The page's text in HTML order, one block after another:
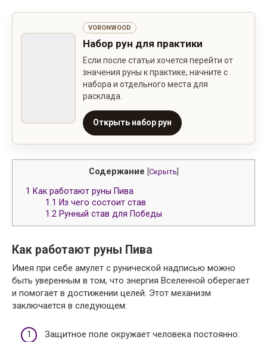
VORONWOOD
Набор рун для практики
Если после статьи хочется перейти от
значения руны к практике, начните с
набора и отдельного места для
расклада.
Открыть набор рун
Содержание [Скрыть]
1 Как работают руны Пива
1.1 Из чего состоит став
1.2 Рунный став для Победы
Как работают руны Пива
Имея при себе амулет с рунической надписью можно
быть уверенным в том, что энергия Вселенной оберегает
и помогает в достижении целей. Этот механизм
заключается в следующем:
Защитное поле окружает человека постоянно: